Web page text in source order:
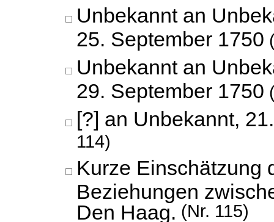
Unbekannt an
25. September 1750
Unbekannt an
29. September 1750
[?] an Unbekannt,
114)
Kurze Einschätzung
Beziehungen
Den Haag.
(Nr. 115)